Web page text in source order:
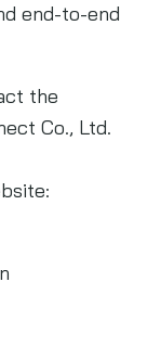
end-to-end
the
Co., Ltd.